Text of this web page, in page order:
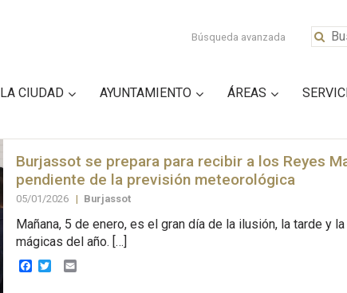
Búsqueda avanzada
LA CIUDAD AYUNTAMIENTO ÁREAS
Burjassot se prepara para recibir a los Reyes
pendiente de la previsión meteorológica
05/01/2026 | Burjassot
Mañana, 5 de enero, es el gran día de la ilusión, la tarde y
mágicas del año. […]
Facebook
TwitterEmail